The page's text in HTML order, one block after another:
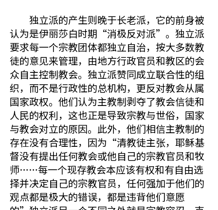
独立派的产生则晚于长老派，它的前身被
认为是伊丽莎白时期“消极反对派”。独立派
要求每一个宗教团体都独立自治，按大多数教
徒的意见来管理，由地方行政官员和教区的会
众自主控制教会。独立派赞同成立联合性的组
织，而不是行政性的总机构，更反对教会从属
国家政权。他们认为主教制剥夺了教会信徒和
人民的权利，这也正是导致宗教与世俗，国家
与教会对立的原因。此外，他们相信主教制的
存在没有合理性，因为“清教徒主张，耶稣基
督没有提出任何教会或他自己的宗教官员和牧
师……每一个现存教会本应该有权和有自由选
择并决定自己的宗教官员，任何强加于他们的
观点都是极大的错误，都是违背他们意愿